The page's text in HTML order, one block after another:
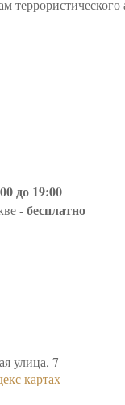
до 19:00
-бесплатно
улица, 7
картах